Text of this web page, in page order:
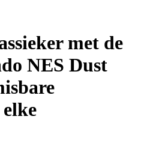
met de
NES Dust
elke